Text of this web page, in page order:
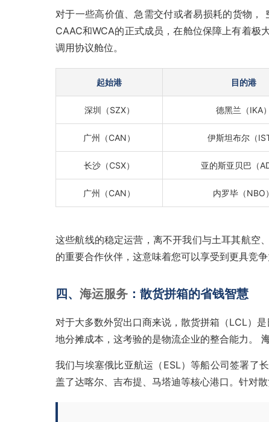
对于一些高价值、急需交付或者易损耗的货物，
CAAC和WCA的正式成员，在舱位保障上有着极
调用协议舱位。
起始港 目的港
深圳（SZX） 德黑兰（IKA）
广州（CAN） 伊斯坦布尔（IST
长沙（CSX） 亚的斯亚贝巴（
广州（CAN） 内罗毕（NBO）
这些航线的稳定运营，离不开我们与土耳其航空
的重要合作伙伴，这意味着您可以享受到更具竞
四、 海运服务 ：散货拼箱的省钱智慧
对于大多数外贸出口商来说，散货拼箱（LCL）
地分摊成本，这考验的是物流企业的整合能力。
我们与埃塞俄比亚航运（ESL）等船公司签署了
盖了达喀尔、吉布提、马塔迪等核心港口。针对